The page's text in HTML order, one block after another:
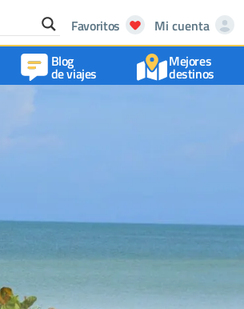
Favoritos
Mi cuenta
Blog
de viajes
Mejores
destinos